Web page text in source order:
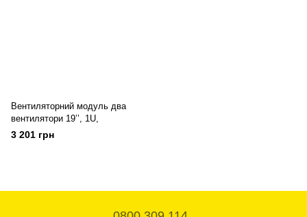
Вентиляторний модуль два
вентилятори 19’’, 1U,
3 201 грн